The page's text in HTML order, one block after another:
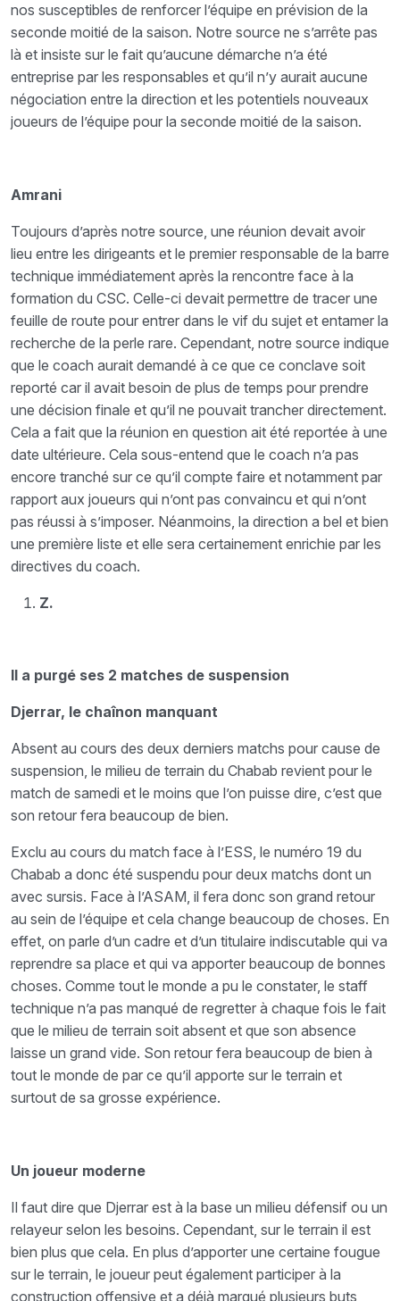
nos susceptibles de renforcer l’équipe en prévision de la
seconde moitié de la saison. Notre source ne s’arrête pas
là et insiste sur le fait qu’aucune démarche n’a été
entreprise par les responsables et qu’il n’y aurait aucune
négociation entre la direction et les potentiels nouveaux
joueurs de l’équipe pour la seconde moitié de la saison.
Amrani
Toujours d’après notre source, une réunion devait avoir
lieu entre les dirigeants et le premier responsable de la barre
technique immédiatement après la rencontre face à la
formation du CSC. Celle-ci devait permettre de tracer une
feuille de route pour entrer dans le vif du sujet et entamer la
recherche de la perle rare. Cependant, notre source indique
que le coach aurait demandé à ce que ce conclave soit
reporté car il avait besoin de plus de temps pour prendre
une décision finale et qu’il ne pouvait trancher directement.
Cela a fait que la réunion en question ait été reportée à une
date ultérieure. Cela sous-entend que le coach n’a pas
encore tranché sur ce qu’il compte faire et notamment par
rapport aux joueurs qui n’ont pas convaincu et qui n’ont
pas réussi à s’imposer. Néanmoins, la direction a bel et bien
une première liste et elle sera certainement enrichie par les
directives du coach.
Z.
Il a purgé ses 2 matches de suspension
Djerrar, le chaînon manquant
Absent au cours des deux derniers matchs pour cause de
suspension, le milieu de terrain du Chabab revient pour le
match de samedi et le moins que l’on puisse dire, c’est que
son retour fera beaucoup de bien.
Exclu au cours du match face à l’ESS, le numéro 19 du
Chabab a donc été suspendu pour deux matchs dont un
avec sursis. Face à l’ASAM, il fera donc son grand retour
au sein de l’équipe et cela change beaucoup de choses. En
effet, on parle d’un cadre et d’un titulaire indiscutable qui va
reprendre sa place et qui va apporter beaucoup de bonnes
choses. Comme tout le monde a pu le constater, le staff
technique n’a pas manqué de regretter à chaque fois le fait
que le milieu de terrain soit absent et que son absence
laisse un grand vide. Son retour fera beaucoup de bien à
tout le monde de par ce qu’il apporte sur le terrain et
surtout de sa grosse expérience.
Un joueur moderne
Il faut dire que Djerrar est à la base un milieu défensif ou un
relayeur selon les besoins. Cependant, sur le terrain il est
bien plus que cela. En plus d’apporter une certaine fougue
sur le terrain, le joueur peut également participer à la
construction offensive et a déjà marqué plusieurs buts